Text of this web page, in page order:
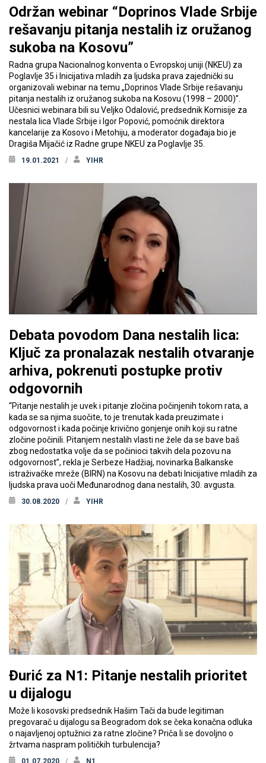
Održan webinar “Doprinos Vlade Srbije
rešavanju pitanja nestalih iz oružanog
sukoba na Kosovu”
Radna grupa Nacionalnog konventa o Evropskoj uniji (NKEU) za
Poglavlje 35 i Inicijativa mladih za ljudska prava zajednički su
organizovali webinar na temu „Doprinos Vlade Srbije rešavanju
pitanja nestalih iz oružanog sukoba na Kosovu (1998 – 2000)”.
Učesnici webinara bili su Veljko Odalović, predsednik Komisije za
nestala lica Vlade Srbije i Igor Popović, pomoćnik direktora
kancelarije za Kosovo i Metohiju, a moderator događaja bio je
Dragiša Mijačić iz Radne grupe NKEU za Poglavlje 35.
19.01.2021 YIHR
Debata povodom Dana nestalih lica:
Ključ za pronalazak nestalih otvaranje
arhiva, pokrenuti postupke protiv
odgovornih
“Pitanje nestalih je uvek i pitanje zločina počinjenih tokom rata, a
kada se sa njima suočite, to je trenutak kada preuzimate i
odgovornost i kada počinje krivično gonjenje onih koji su ratne
zločine počinili. Pitanjem nestalih vlasti ne žele da se bave baš
zbog nedostatka volje da se počinioci takvih dela pozovu na
odgovornost”, rekla je Serbeze Hadžiaj, novinarka Balkanske
istraživačke mreže (BIRN) na Kosovu na debati Inicijative mladih za
ljudska prava uoči Međunarodnog dana nestalih, 30. avgusta.
30.08.2020 YIHR
Đurić za N1: Pitanje nestalih prioritet
u dijalogu
Može li kosovski predsednik Hašim Tači da bude legitiman
pregovarač u dijalogu sa Beogradom dok se čeka konačna odluka
o najavljenoj optužnici za ratne zločine? Priča li se dovoljno o
žrtvama naspram političkih turbulencija?